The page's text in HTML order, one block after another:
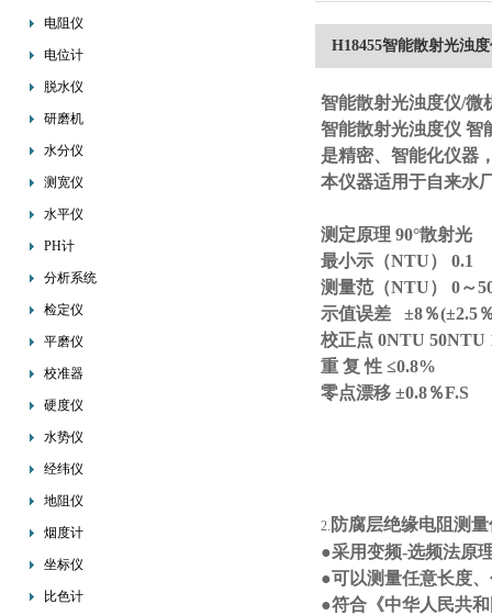
电阻仪
电位计
脱水仪
研磨机
水分仪
测宽仪
水平仪
PH计
分析系统
检定仪
平磨仪
校准器
硬度仪
水势仪
经纬仪
地阻仪
烟度计
坐标仪
比色计
H18455智能散射光浊
智能散射光浊度仪/微
智能散射光浊度仪 智
是精密、智能化仪器
本仪器适用于自来水
测定原理 90°散射光
最小示（NTU） 0.1
测量范（NTU） 0～
示值误差 ±8％(±2.5
校正点 0NTU 50NTU
重 复 性 ≤0.8%
零点漂移 ±0.8％F.S
2. 防腐层绝缘电阻测
●采用变频-选频法原
●可以测量任意长度
●符合《中华人民共